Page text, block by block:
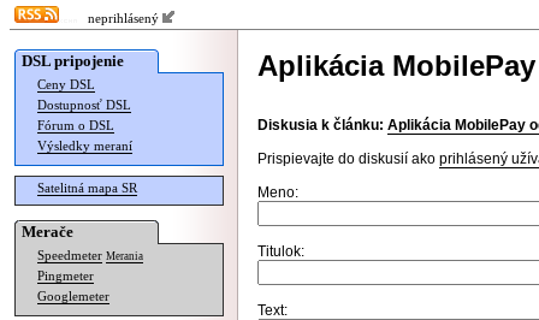
neprihlásený
DSL pripojenie
Ceny DSL
Dostupnosť DSL
Fórum o DSL
Výsledky meraní
Satelitná mapa SR
Merače
Speedmeter Merania
Pingmeter
Googlemeter
Aplikácia
Diskusia k článku: Aplikácia MobilePay
Prispievajte do diskusií ako prihlásený
Meno:
Titulok:
Text: